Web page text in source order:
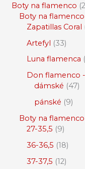
Boty na flamenco
Boty na
Zapatillas Coral
Artefyl 33
Luna flamenca
Don flamenco
dámské 47
pánské 9
Boty na
27-35,5 9
36-36,5 18
37-37,5 12